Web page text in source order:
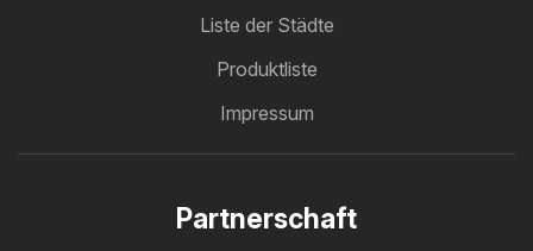
Liste der Städte
Produktliste
Impressum
Partnerschaft